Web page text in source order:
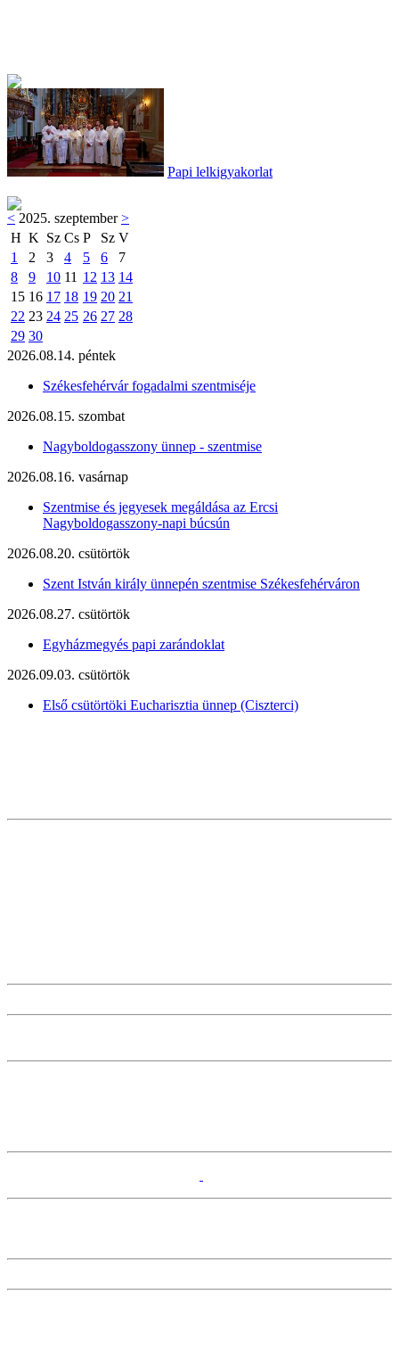
Papi lelkigyakorlat
< 2025. szeptember>
H K Sz Cs P Sz V
1
2 3 4 5 6
7
8
9 10 11 12 13 14
15 16 17 18 19 20 21
22 23 24 25 26 27 28
29 30
2026.08.14. péntek
Székesfehérvár fogadalmi szentmiséje
2026.08.15. szombat
Nagyboldogasszony ünnep - szentmise
2026.08.16. vasárnap
Szentmise és jegyesek megáldása az Ercsi
Nagyboldogasszony-napi búcsún
2026.08.20. csütörtök
Szent István király ünnepén szentmise Székesfehérváron
2026.08.27. csütörtök
Egyházmegyés papi zarándoklat
2026.09.03. csütörtök
Első csütörtöki Eucharisztia ünnep (Ciszterci)